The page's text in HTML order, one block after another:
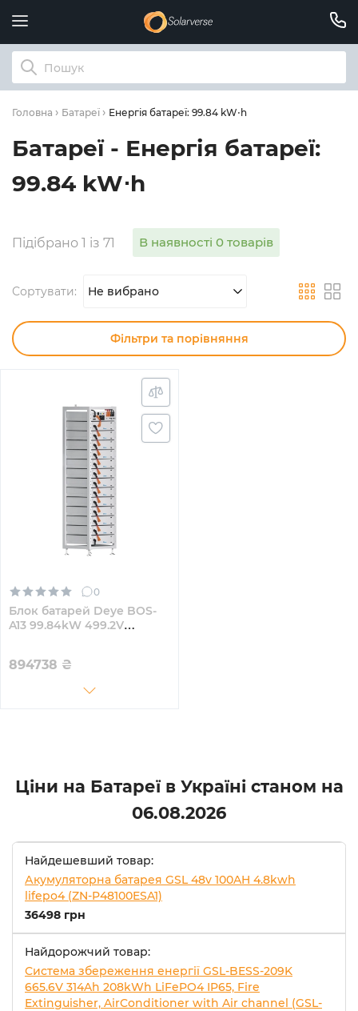
Головна Батареї Енергія батареї: 99.84 kW⋅h
Батареї - Енергія батареї:
99.84 kW⋅h
Підібрано 1 із 71 В наявності 0 товарів
Сортувати: Не вибрано
Фільтри та порівняння
0
Блок батарей Deye BOS-
A13 99.84kW 499.2V
894738 ₴
Ціни на Батареї в Україні станом на
06.08.2026
Найдешевший товар:
Акумуляторна батарея GSL 48v 100AH 4.8kwh
lifepo4 (ZN-P48100ESA1)
36498 грн
Найдорожчий товар:
Система збереження енергії GSL-BESS-209K
665.6V 314Ah 208kWh LiFePO4 IP65, Fire
Extinguisher, AirConditioner with Air channel (GSL-